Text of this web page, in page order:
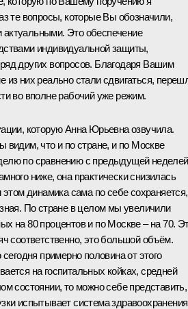
те вопросы, которые Вы обозначили,
Это обеспечение
индивидуальной защиты,
других вопросов. Благодаря Вашим
из них реально стали сдвигаться,
во вполне рабочий уже режим.
которую Анна Юрьевна озвучила.
видим, что и по стране, и по Москве
по сравнению с предыдущей неделей
ниже, она практически снизилась
динамика сама по себе сохраняется,
По стране в целом мы увеличили
на 80 процентов и по Москве – на 70.
соответственно, это большой объём.
примерно половина от этого
на госпитальных койках, средней
состоянии, то можно себе представить,
испытывает система